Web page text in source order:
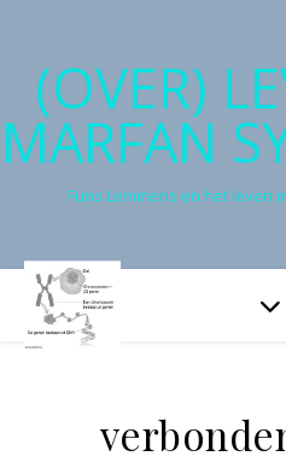
(OVER)
MARFAN
Funs Lemmens en het leven